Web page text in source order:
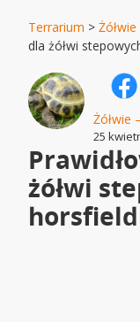
Terrarium >Żółwie
dla żółwi
Żółwie
25
żółwi